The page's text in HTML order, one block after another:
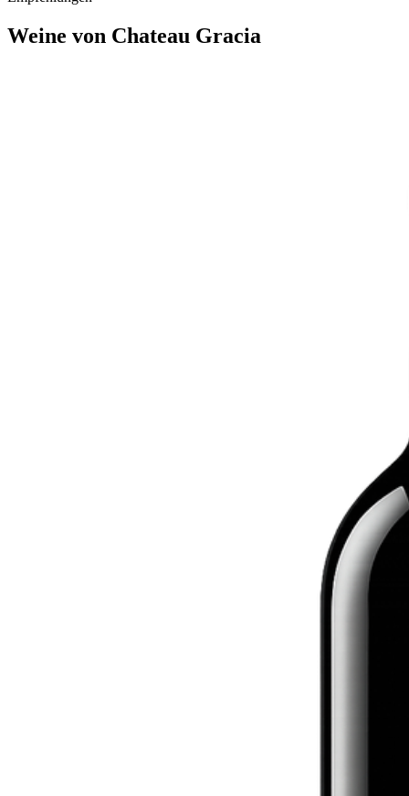
Weine von Chateau Gracia